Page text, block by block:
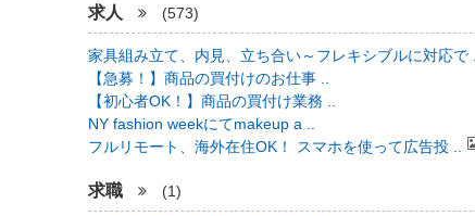
求人 (573)
家具組み立て、内見、立ち合い～フレキシブルに対応で ..
【急募！】商品の買付けのお仕事 ..
【初心者OK！】商品の買付け業務 ..
NY fashion weekにてmakeup a ..
フルリモート、海外在住OK！ スマホを使って広告投 ..
求職 (1)